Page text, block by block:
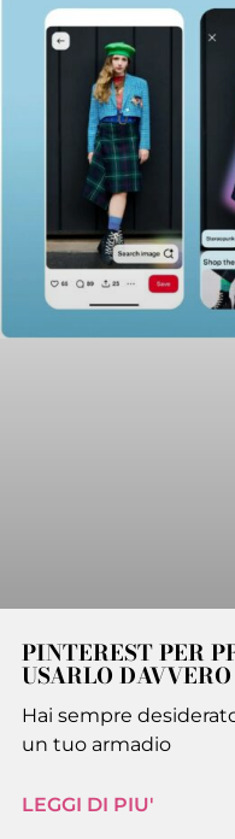
PINTEREST PER
USARLO
Hai sempre
un tuo armadio
LEGGI DI PIU'